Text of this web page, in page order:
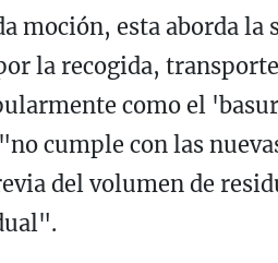
moción, esta aborda la
la recogida,
como el
cumple con las
del volumen de